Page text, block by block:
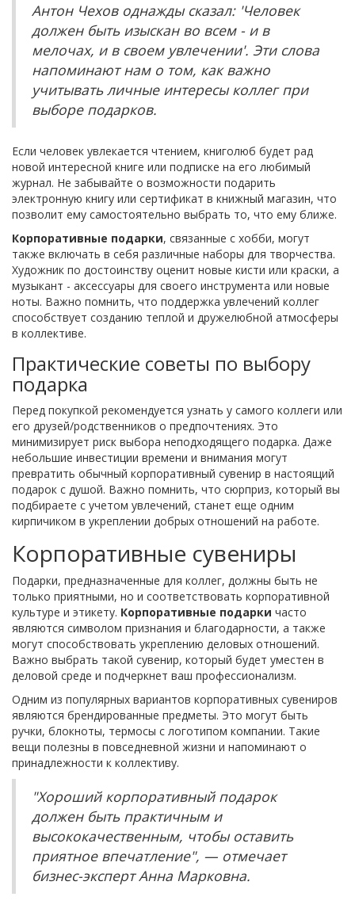
Антон Чехов однажды сказал: 'Человек
должен быть изыскан во всем - и в
мелочах, и в своем увлечении'. Эти слова
напоминают нам о том, как важно
учитывать личные интересы коллег при
выборе подарков.
Если человек увлекается чтением, книголюб будет рад
новой интересной книге или подписке на его любимый
журнал. Не забывайте о возможности подарить
электронную книгу или сертификат в книжный магазин, что
позволит ему самостоятельно выбрать то, что ему ближе.
Корпоративные подарки, связанные с хобби, могут
также включать в себя различные наборы для творчества.
Художник по достоинству оценит новые кисти или краски, а
музыкант - аксессуары для своего инструмента или новые
ноты. Важно помнить, что поддержка увлечений коллег
способствует созданию теплой и дружелюбной атмосферы
в коллективе.
Практические советы по выбору
подарка
Перед покупкой рекомендуется узнать у самого коллеги или
его друзей/родственников о предпочтениях. Это
минимизирует риск выбора неподходящего подарка. Даже
небольшие инвестиции времени и внимания могут
превратить обычный корпоративный сувенир в настоящий
подарок с душой. Важно помнить, что сюрприз, который вы
подбираете с учетом увлечений, станет еще одним
кирпичиком в укреплении добрых отношений на работе.
Корпоративные сувениры
Подарки, предназначенные для коллег, должны быть не
только приятными, но и соответствовать корпоративной
культуре и этикету. Корпоративные подарки часто
являются символом признания и благодарности, а также
могут способствовать укреплению деловых отношений.
Важно выбрать такой сувенир, который будет уместен в
деловой среде и подчеркнет ваш профессионализм.
Одним из популярных вариантов корпоративных сувениров
являются брендированные предметы. Это могут быть
ручки, блокноты, термосы с логотипом компании. Такие
вещи полезны в повседневной жизни и напоминают о
принадлежности к коллективу.
"Хороший корпоративный подарок
должен быть практичным и
высококачественным, чтобы оставить
приятное впечатление", — отмечает
бизнес-эксперт Анна Марковна.